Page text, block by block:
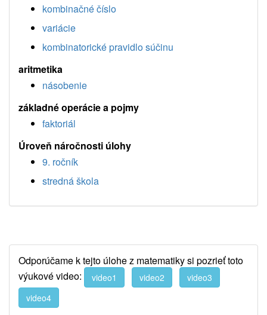
kombinačné číslo
variácie
kombinatorické pravidlo súčinu
aritmetika
násobenie
základné operácie a pojmy
faktoriál
Úroveň náročnosti úlohy
9. ročník
stredná škola
Odporúčame k tejto úlohe z matematiky si pozrieť toto
výukové video:
video1 video2
video3
video4